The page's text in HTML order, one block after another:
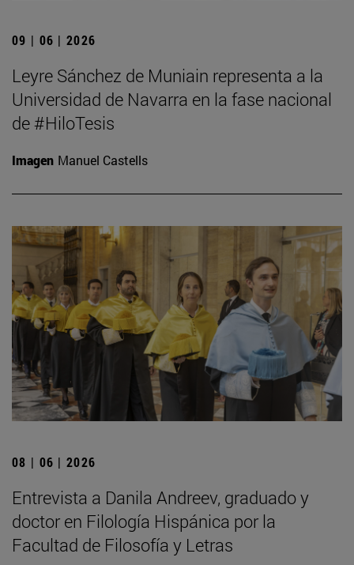
09 | 06 | 2026
Leyre Sánchez de Muniain representa a la
Universidad de Navarra en la fase nacional
de #HiloTesis
Imagen Manuel Castells
08 | 06 | 2026
Entrevista a Danila Andreev, graduado y
doctor en Filología Hispánica por la
Facultad de Filosofía y Letras